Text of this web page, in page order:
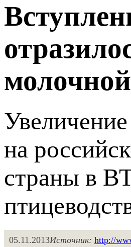
на
страны в
05.11.2013Источник: http://